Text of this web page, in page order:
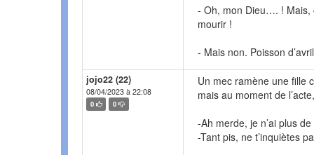
- Oh, mon Dieu…. ! Mais,
mourir !
- Mais non. Poisson
jojo22 (22)
08/04/2023 à 22:08
0 0
Un mec ramène une fille
mais au moment de
-Ah merde, je n’ai plus
-Tant pis, ne t’inquiètes